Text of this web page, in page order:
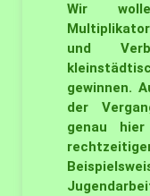
Wir
und
gewinnen.
der
genau